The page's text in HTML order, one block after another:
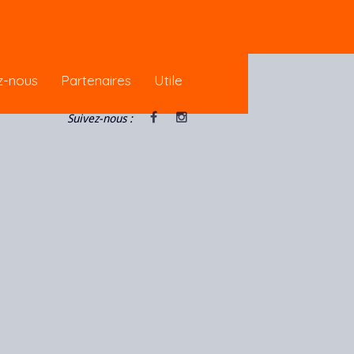
vous garantir une meilleure
nous Partenaires Utile
Suivez-nous :